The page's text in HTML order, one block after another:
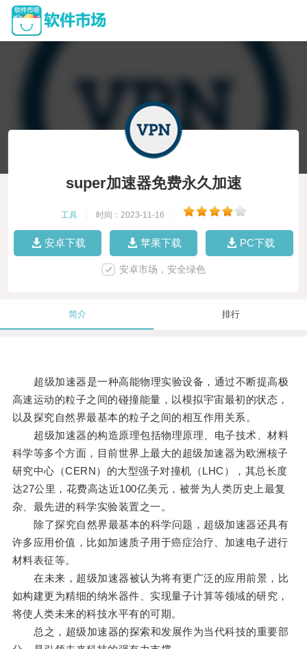
super加速器免费永久加速
工具 时间：2023-11-16
安卓下载 苹果下载 PC下载
安卓市场，安全绿色
简介 排行
超级加速器是一种高能物理实验设备，通过不断提高极
高速运动的粒子之间的碰撞能量，以模拟宇宙最初的状态，
以及探究自然界最基本的粒子之间的相互作用关系。
超级加速器的构造原理包括物理原理、电子技术、材料
科学等多个方面，目前世界上最大的超级加速器为欧洲核子
研究中心（CERN）的大型强子对撞机（LHC），其总长度
达27公里，花费高达近100亿美元，被誉为人类历史上最复
杂、最先进的科学实验装置之一。
除了探究自然界最基本的科学问题，超级加速器还具有
许多应用价值，比如加速质子用于癌症治疗、加速电子进行
材料表征等。
在未来，超级加速器被认为将有更广泛的应用前景，比
如构建更为精细的纳米器件、实现量子计算等领域的研究，
将使人类未来的科技水平有的可期。
总之，超级加速器的探索和发展作为当代科技的重要部